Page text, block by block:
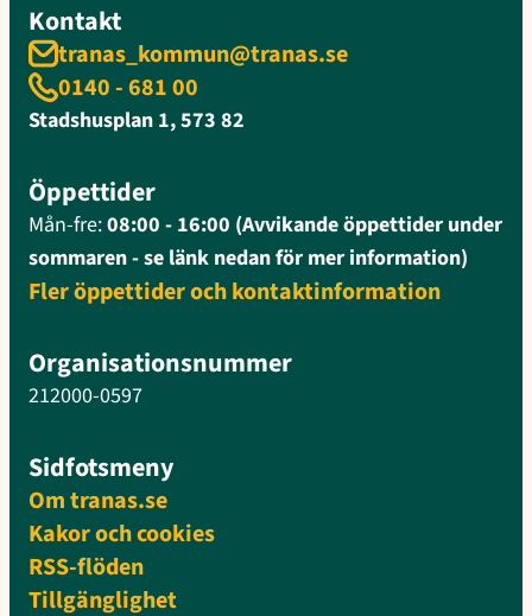
Kontakt
tranas_kommun@tranas.se
0140 - 681 00
Stadshusplan 1, 573 82
Öppettider
Mån-fre:08:00 - 16:00 (Avvikande öppettider under
sommaren - se länk nedan för mer information)
Fler öppettider och kontaktinformation
Organisationsnummer
212000-0597
Sidfotsmeny
Om tranas.se
Kakor och cookies
RSS-flöden
Tillgänglighet